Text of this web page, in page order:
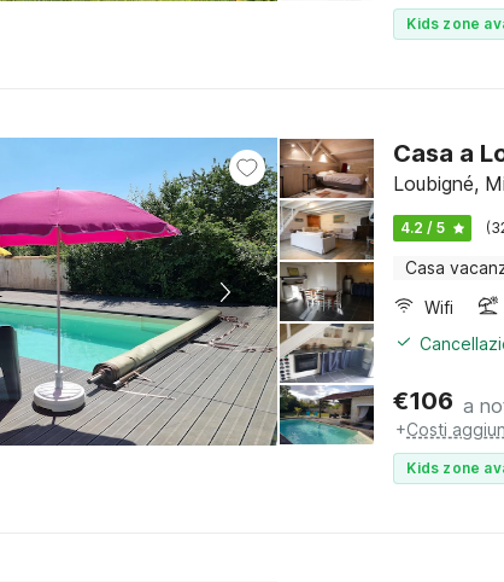
Kids zone
Casa a
Loubigné,
4.2 / 5
Casa
Wifi
€106 a
+Costi
Kids zone